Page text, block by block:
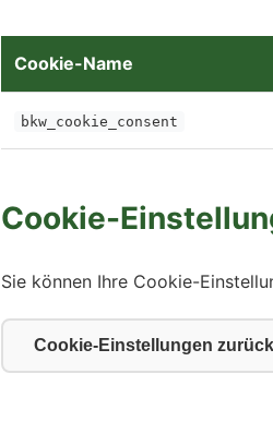
Cookie-Name
bkw_cookie_consent
Cookie-
Sie können Ihre Cookie-
Cookie-Einstellungen